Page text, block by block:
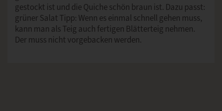
gestockt ist und die Quiche schön braun ist. Dazu passt:
grüner Salat Tipp: Wenn es einmal schnell gehen muss,
kann man als Teig auch fertigen Blätterteig nehmen.
Der muss nicht vorgebacken werden.